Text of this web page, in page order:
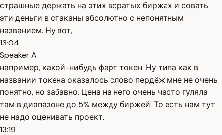
страшные держать на этих всратых биржах и совать
эти деньги в стаканы абсолютно с непонятным
названием. Ну вот,
13:04
Speaker A
например, какой-нибудь фарт токен. Ну типа как в
названии токена оказалось слово пердёж мне не очень
понятно, но забавно. Цена на него очень часто гуляла
там в диапазоне до 5% между биржей. То есть нам тут
не надо оценивать проект.
13:19